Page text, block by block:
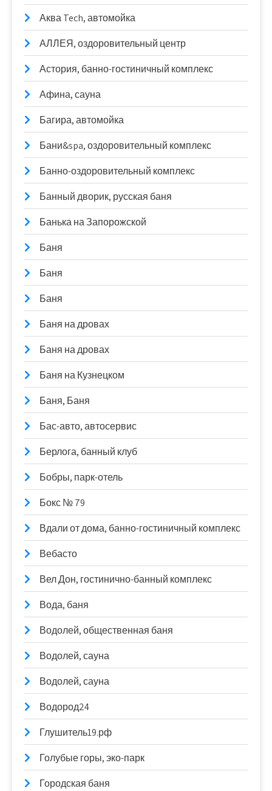
Аква Tech, автомойка
АЛЛЕЯ, оздоровительный центр
Астория, банно-гостиничный комплекс
Афина, сауна
Багира, автомойка
Бани&spa, оздоровительный комплекс
Банно-оздоровительный комплекс
Банный дворик, русская баня
Банька на Запорожской
Баня
Баня
Баня
Баня на дровах
Баня на дровах
Баня на Кузнецком
Баня, Баня
Бас-авто, автосервис
Берлога, банный клуб
Бобры, парк-отель
Бокс № 79
Вдали от дома, банно-гостиничный комплекс
Вебасто
Вел Дон, гостинично-банный комплекс
Вода, баня
Водолей, общественная баня
Водолей, сауна
Водолей, сауна
Водород24
Глушитель19.рф
Голубые горы, эко-парк
Городская баня